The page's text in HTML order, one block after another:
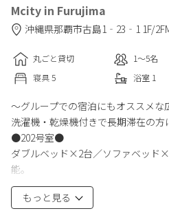
Mcity in Furujima
沖縄県那覇市古島1‐23‐1 1F/2F
丸ごと貸切 1〜5名
寝具5 浴室 1
〜グループでの宿泊にもオススメな
洗濯機・乾燥機付きで長期滞在の方
●202号室●
ダブルベッド×2台／ソファベッド
能。
添い寝のお子様は3名様までとなって
ご家族でもグループ旅行でも使い
もっと見る